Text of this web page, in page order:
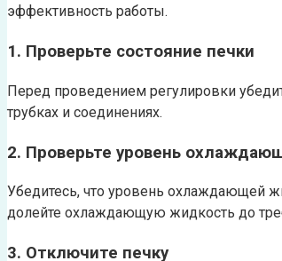
эффективность работы.
1. Проверьте состояние печки
Перед проведением регулировки
трубках и соединениях.
2. Проверьте уровень
Убедитесь, что уровень охлаждающей
долейте охлаждающую жидкость до
3. Отключите печку